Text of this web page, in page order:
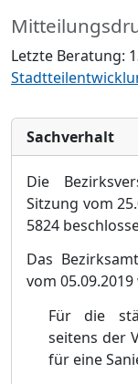
Letzte Beratung:
Sachverhalt
Die
Sitzung vom
5824
Das
vom
Für die
seitens der
für eine